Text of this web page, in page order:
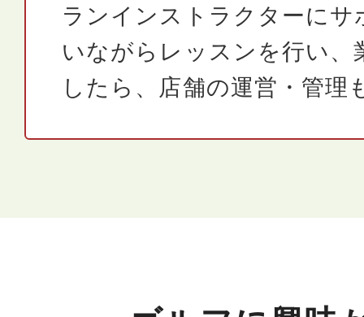
ランインストラクターにサ
いながらレッスンを行い、
したら、店舗の運営・管理